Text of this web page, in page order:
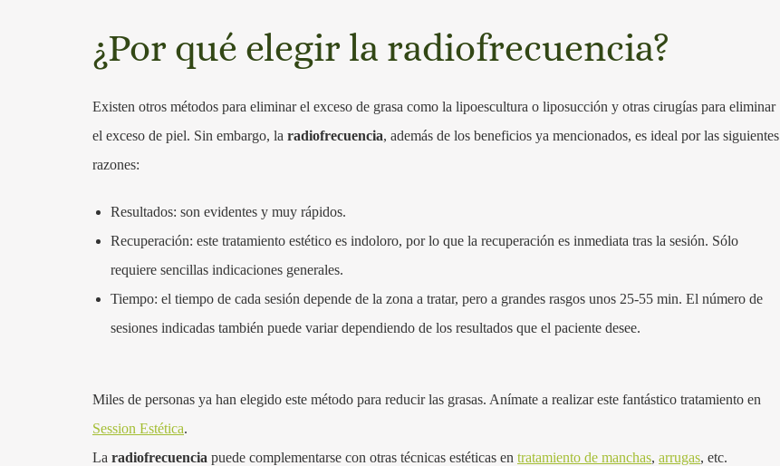
¿Por qué elegir la radiofrecuencia?
Existen otros métodos para eliminar el exceso de grasa como la lipoescultura o liposucción y otras cirugías para eliminar
el exceso de piel. Sin embargo, la radiofrecuencia, además de los beneficios ya mencionados, es ideal por las siguientes
razones:
Resultados: son evidentes y muy rápidos.
Recuperación: este tratamiento estético es indoloro, por lo que la recuperación es inmediata tras la sesión. Sólo
requiere sencillas indicaciones generales.
Tiempo: el tiempo de cada sesión depende de la zona a tratar, pero a grandes rasgos unos 25-55 min. El número de
sesiones indicadas también puede variar dependiendo de los resultados que el paciente desee.
Miles de personas ya han elegido este método para reducir las grasas. Anímate a realizar este fantástico tratamiento en
Session Estética.
La radiofrecuencia puede complementarse con otras técnicas estéticas en tratamiento de manchas, arrugas, etc.